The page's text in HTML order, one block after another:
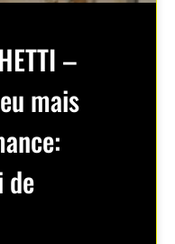
–
mais
de